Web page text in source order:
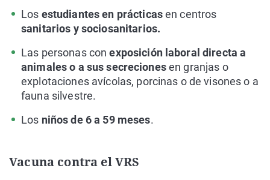
Los estudiantes en prácticasen centros
sanitarios y sociosanitarios.
Las personas conexposición laboral directa a
animales o a sus secrecionesen granjas o
explotaciones avícolas, porcinas o de visones o a
fauna silvestre.
Los niños de 6 a 59 meses.
Vacuna contra el VRS